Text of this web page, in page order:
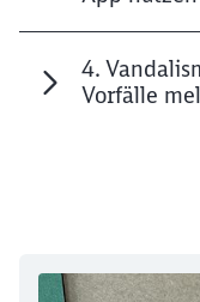
4.
Vorfälle